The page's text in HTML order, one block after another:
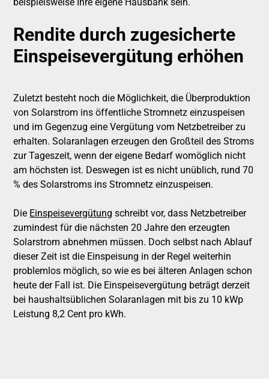
Rendite durch zugesicherte
Einspeisevergütung erhöhen
Zuletzt besteht noch die Möglichkeit, die Überproduktion
von Solarstrom ins öffentliche Stromnetz einzuspeisen
und im Gegenzug eine Vergütung vom Netzbetreiber zu
erhalten. Solaranlagen erzeugen den Großteil des Stroms
zur Tageszeit, wenn der eigene Bedarf womöglich nicht
am höchsten ist. Deswegen ist es nicht unüblich, rund 70
% des Solarstroms ins Stromnetz einzuspeisen.
Die Einspeisevergütung schreibt vor, dass Netzbetreiber
zumindest für die nächsten 20 Jahre den erzeugten
Solarstrom abnehmen müssen. Doch selbst nach Ablauf
dieser Zeit ist die Einspeisung in der Regel weiterhin
problemlos möglich, so wie es bei älteren Anlagen schon
heute der Fall ist. Die Einspeisevergütung beträgt derzeit
bei haushaltsüblichen Solaranlagen mit bis zu 10 kWp
Leistung 8,2 Cent pro kWh.